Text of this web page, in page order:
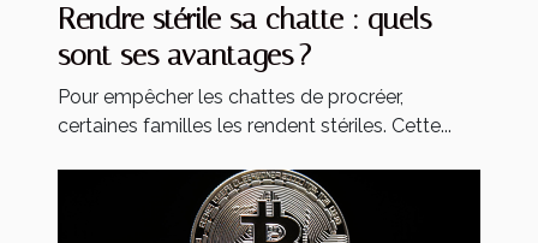
Rendre stérile sa chatte : quels
sont ses avantages ?
Pour empêcher les chattes de procréer,
certaines familles les rendent stériles. Cette...